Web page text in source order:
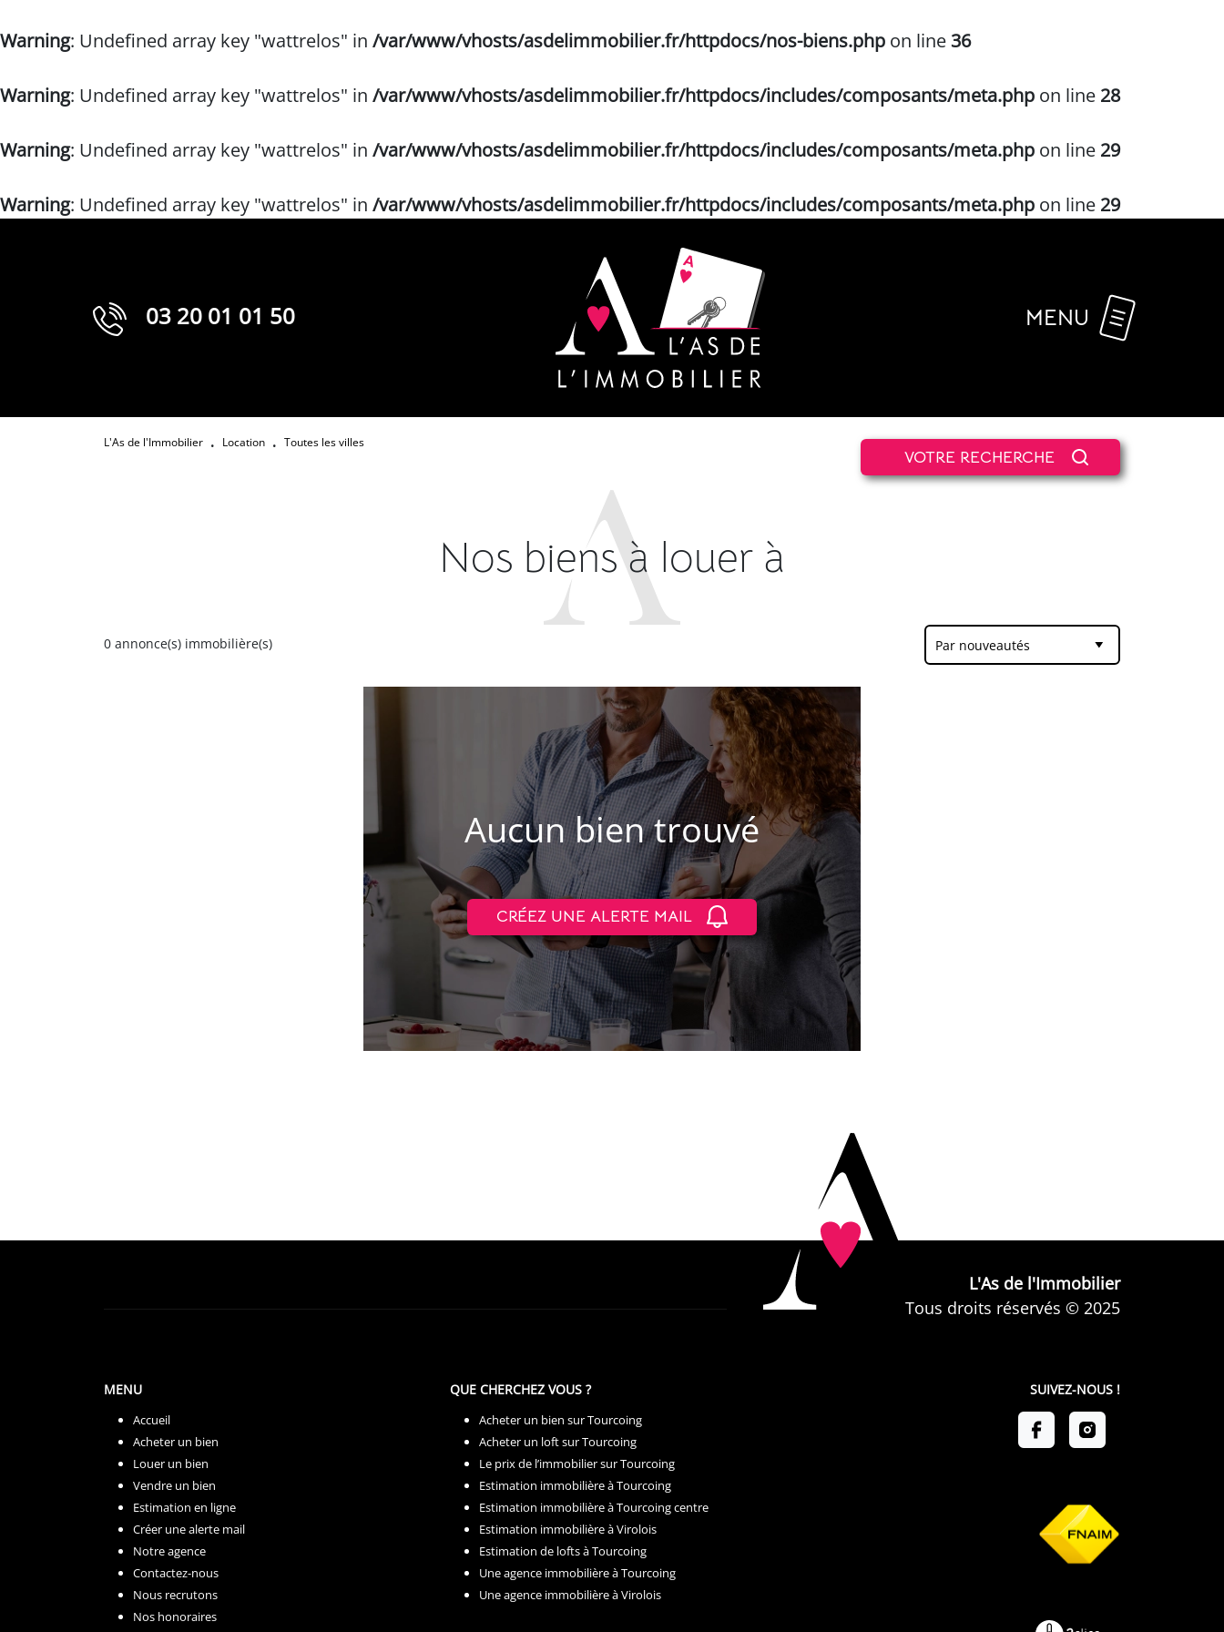
Warning: Undefined array key "wattrelos" in /var/www/vhosts/asdelimmobilier.fr/httpdocs/nos-biens.php on line 36
Warning: Undefined array key "wattrelos" in /var/www/vhosts/asdelimmobilier.fr/httpdocs/includes/composants/meta.php on line 28
Warning: Undefined array key "wattrelos" in /var/www/vhosts/asdelimmobilier.fr/httpdocs/includes/composants/meta.php on line 29
Warning: Undefined array key "wattrelos" in /var/www/vhosts/asdelimmobilier.fr/httpdocs/includes/composants/meta.php on line 29
03 20 01 01 50 MENU
L'As de l'Immobilier • Location • Toutes les villes
VOTRE RECHERCHE
Nos biens à louer à
0 annonce(s) immobilière(s) Par nouveautés
Aucun bien trouvé
CRÉEZ UNE ALERTE MAIL
L'As de l'Immobilier
Tous droits réservés © 2025
MENU
Accueil
Acheter un bien
Louer un bien
Vendre un bien
Estimation en ligne
Créer une alerte mail
Notre agence
Contactez-nous
Nous recrutons
Nos honoraires
QUE CHERCHEZ VOUS ?
Acheter un bien sur Tourcoing
Acheter un loft sur Tourcoing
Le prix de l’immobilier sur Tourcoing
Estimation immobilière à Tourcoing
Estimation immobilière à Tourcoing centre
Estimation immobilière à Virolois
Estimation de lofts à Tourcoing
Une agence immobilière à Tourcoing
Une agence immobilière à Virolois
SUIVEZ-NOUS !